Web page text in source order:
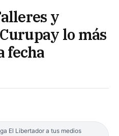
y
lo más
fecha
El Libertador a tus medios